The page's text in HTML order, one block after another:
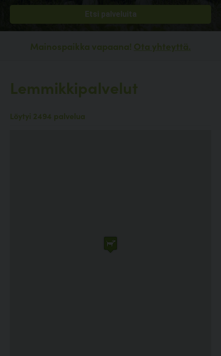
Mainospaikka vapaana! Ota yhteyttä.
Lemmikkipalvelut
Löytyi 2494 palvelua